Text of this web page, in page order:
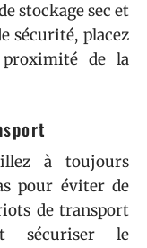
stockage sec et
sécurité, placez
proximité de la
à toujours
pour éviter de
de transport
sécuriser le